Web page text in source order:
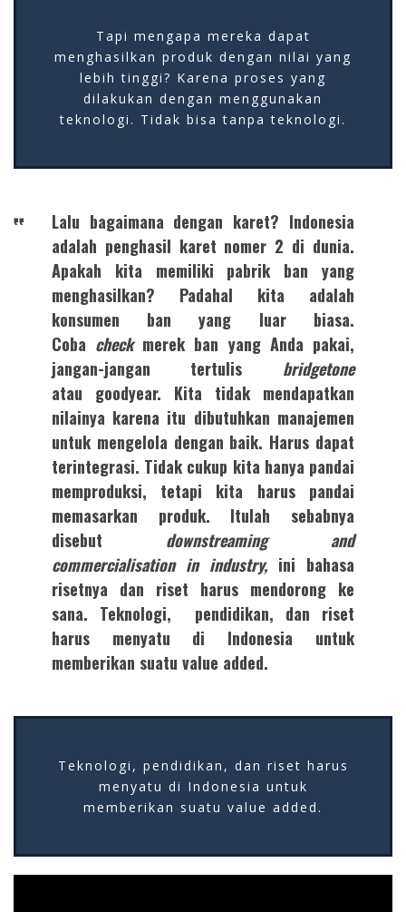
Tapi mengapa mereka dapat
menghasilkan produk dengan nilai yang
lebih tinggi? Karena proses yang
dilakukan dengan menggunakan
teknologi. Tidak bisa tanpa teknologi.
Lalu bagaimana dengan karet? Indonesia
adalah penghasil karet nomer 2 di dunia.
Apakah kita memiliki pabrik ban yang
menghasilkan? Padahal kita adalah
konsumen ban yang luar biasa.
Coba checkmerek ban yang Anda pakai,
jangan-jangan tertulis bridgetone
atau goodyear. Kita tidak mendapatkan
nilainya karena itu dibutuhkan manajemen
untuk mengelola dengan baik. Harus dapat
terintegrasi. Tidak cukup kita hanya pandai
memproduksi, tetapi kita harus pandai
memasarkan produk. Itulah sebabnya
disebut downstreaming and
commercialisation in industry, ini bahasa
risetnya dan riset harus mendorong ke
sana. Teknologi, pendidikan, dan riset
harus menyatu di Indonesia untuk
memberikan suatu value added.
Teknologi, pendidikan, dan riset harus
menyatu di Indonesia untuk
memberikan suatu value added.